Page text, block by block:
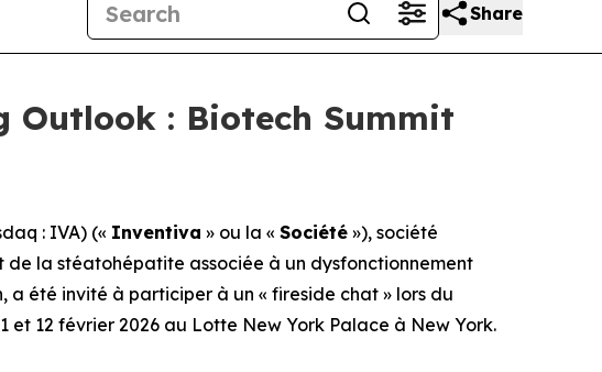
Share
Outlook : Biotech Summit
: IVA) (« Inventiva » ou la « Société »), société
la stéatohépatite associée à un dysfonctionnement
a été invité à participer à un « fireside chat » lors du
et 12 février 2026 au Lotte New York Palace à New York.